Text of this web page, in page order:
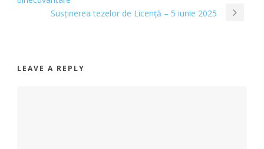
Susținerea tezelor de Licență – 5 iunie 2025
LEAVE A REPLY